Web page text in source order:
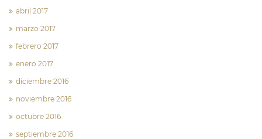
abril 2017
marzo 2017
febrero 2017
enero 2017
diciembre 2016
noviembre 2016
octubre 2016
septiembre 2016